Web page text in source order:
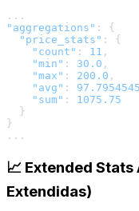
"aggregations" :
{
"price_stats" :
{
"count" : 11 ,
"min" : 30.0 ,
"max" : 200.0 ,
"avg" :
"sum" :
1075.75
}
}
📈 Extended
Extendidas)